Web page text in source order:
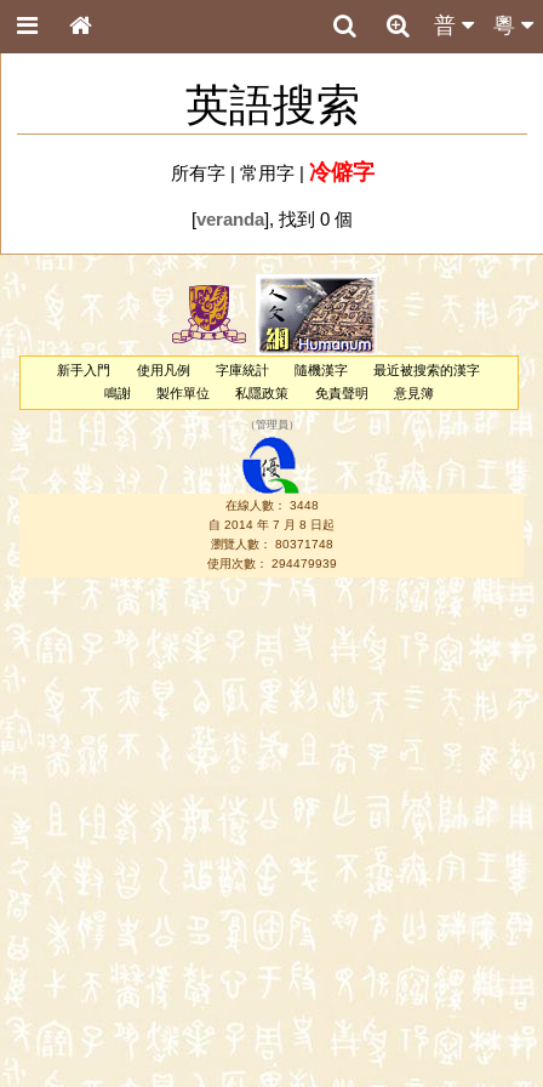
粵
普
英語搜索
所有字| 常用字| 冷僻字
[veranda], 找到 0 個
新手入門 使用凡例 字庫統計 隨機漢字
最近被搜索的漢字
鳴謝
製作單位 私隱政策 免責聲明 意見簿
（管理員 ）
在線人數： 3448
自 2014 年 7 月 8 日起
瀏覽人數： 80371748
使用次數： 294479939